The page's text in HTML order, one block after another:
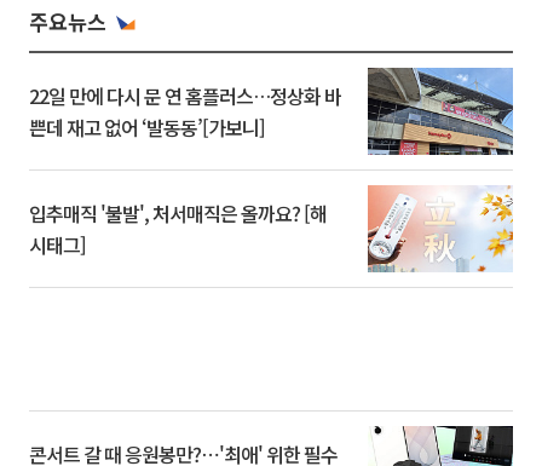
주요뉴스
22일 만에 다시 문 연 홈플러스…정상화 바
쁜데 재고 없어 ‘발동동’[가보니]
입추매직 '불발', 처서매직은 올까요? [해
시태그]
콘서트 갈 때 응원봉만?⋯'최애' 위한 필수